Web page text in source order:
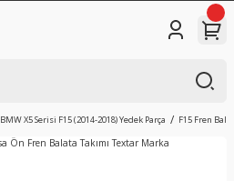
BMW X5 Serisi F15 (2014-2018) Yedek Parça F15 Fren